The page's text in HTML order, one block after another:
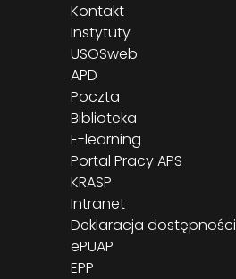
Kontakt
Instytuty
USOSweb
APD
Poczta
Biblioteka
E-learning
Portal Pracy APS
KRASP
Intranet
Deklaracja dostępności
ePUAP
EPP